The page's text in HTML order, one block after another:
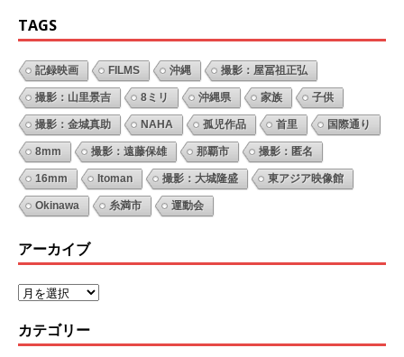
TAGS
記録映画 FILMS 沖縄 撮影：屋冨祖正弘
撮影：山里景吉 8ミリ 沖縄県 家族 子供
撮影：金城真助 NAHA 孤児作品 首里 国際通り
8mm 撮影：遠藤保雄 那覇市 撮影：匿名
16mm Itoman 撮影：大城隆盛 東アジア映像館
Okinawa 糸満市 運動会
アーカイブ
カテゴリー